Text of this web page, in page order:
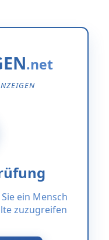
ein Mensch
zuzugreifen